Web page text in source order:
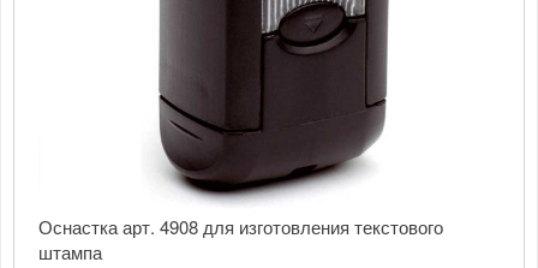
Оснастка арт. 4908 для изготовления текстового
штампа